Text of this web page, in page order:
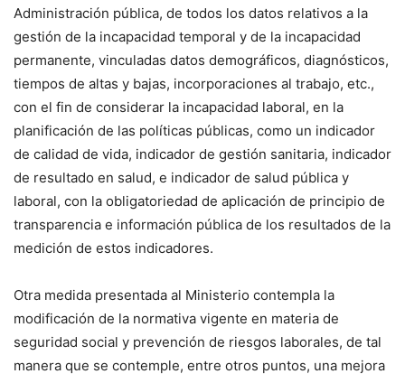
Administración pública, de todos los datos relativos a la
gestión de la incapacidad temporal y de la incapacidad
permanente, vinculadas datos demográficos, diagnósticos,
tiempos de altas y bajas, incorporaciones al trabajo, etc.,
con el fin de considerar la incapacidad laboral, en la
planificación de las políticas públicas, como un indicador
de calidad de vida, indicador de gestión sanitaria, indicador
de resultado en salud, e indicador de salud pública y
laboral, con la obligatoriedad de aplicación de principio de
transparencia e información pública de los resultados de la
medición de estos indicadores.
Otra medida presentada al Ministerio contempla la
modificación de la normativa vigente en materia de
seguridad social y prevención de riesgos laborales, de tal
manera que se contemple, entre otros puntos, una mejora